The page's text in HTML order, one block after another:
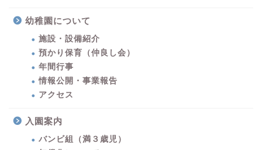
幼稚園について
施設・設備紹介
預かり保育（仲良し会）
年間行事
情報公開・事業報告
アクセス
入園案内
バンビ組（満３歳児）